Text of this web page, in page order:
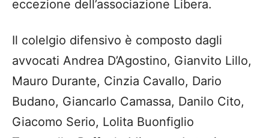
eccezione dell’associazione Libera.
Il colelgio difensivo è composto dagli
avvocati Andrea D’Agostino, Gianvito Lillo,
Mauro Durante, Cinzia Cavallo, Dario
Budano, Giancarlo Camassa, Danilo Cito,
Giacomo Serio, Lolita Buonfiglio